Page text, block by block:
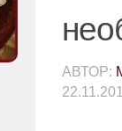
АВТОР: